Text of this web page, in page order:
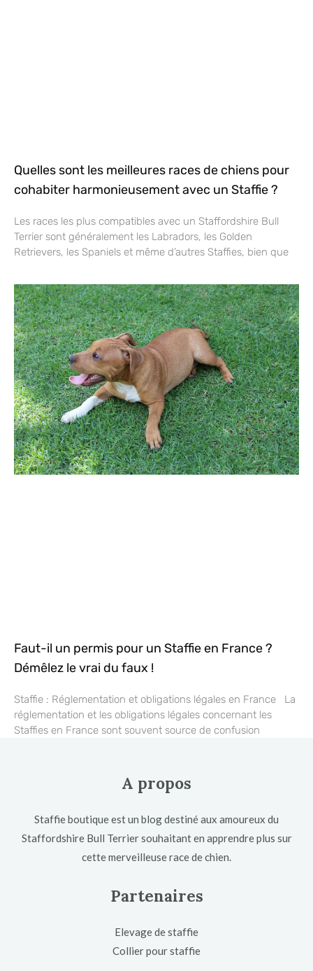
Quelles sont les meilleures races de chiens pour
cohabiter harmonieusement avec un Staffie ?
Les races les plus compatibles avec un Staffordshire Bull
Terrier sont généralement les Labradors, les Golden
Retrievers, les Spaniels et même d’autres Staffies, bien que
Faut-il un permis pour un Staffie en France ?
Démêlez le vrai du faux !
Staffie : Réglementation et obligations légales en France La
réglementation et les obligations légales concernant les
Staffies en France sont souvent source de confusion
A propos
Staffie boutique est un blog destiné aux amoureux du
Staffordshire Bull Terrier souhaitant en apprendre plus sur
cette merveilleuse race de chien.
Partenaires
Elevage de staffie
Collier pour staffie